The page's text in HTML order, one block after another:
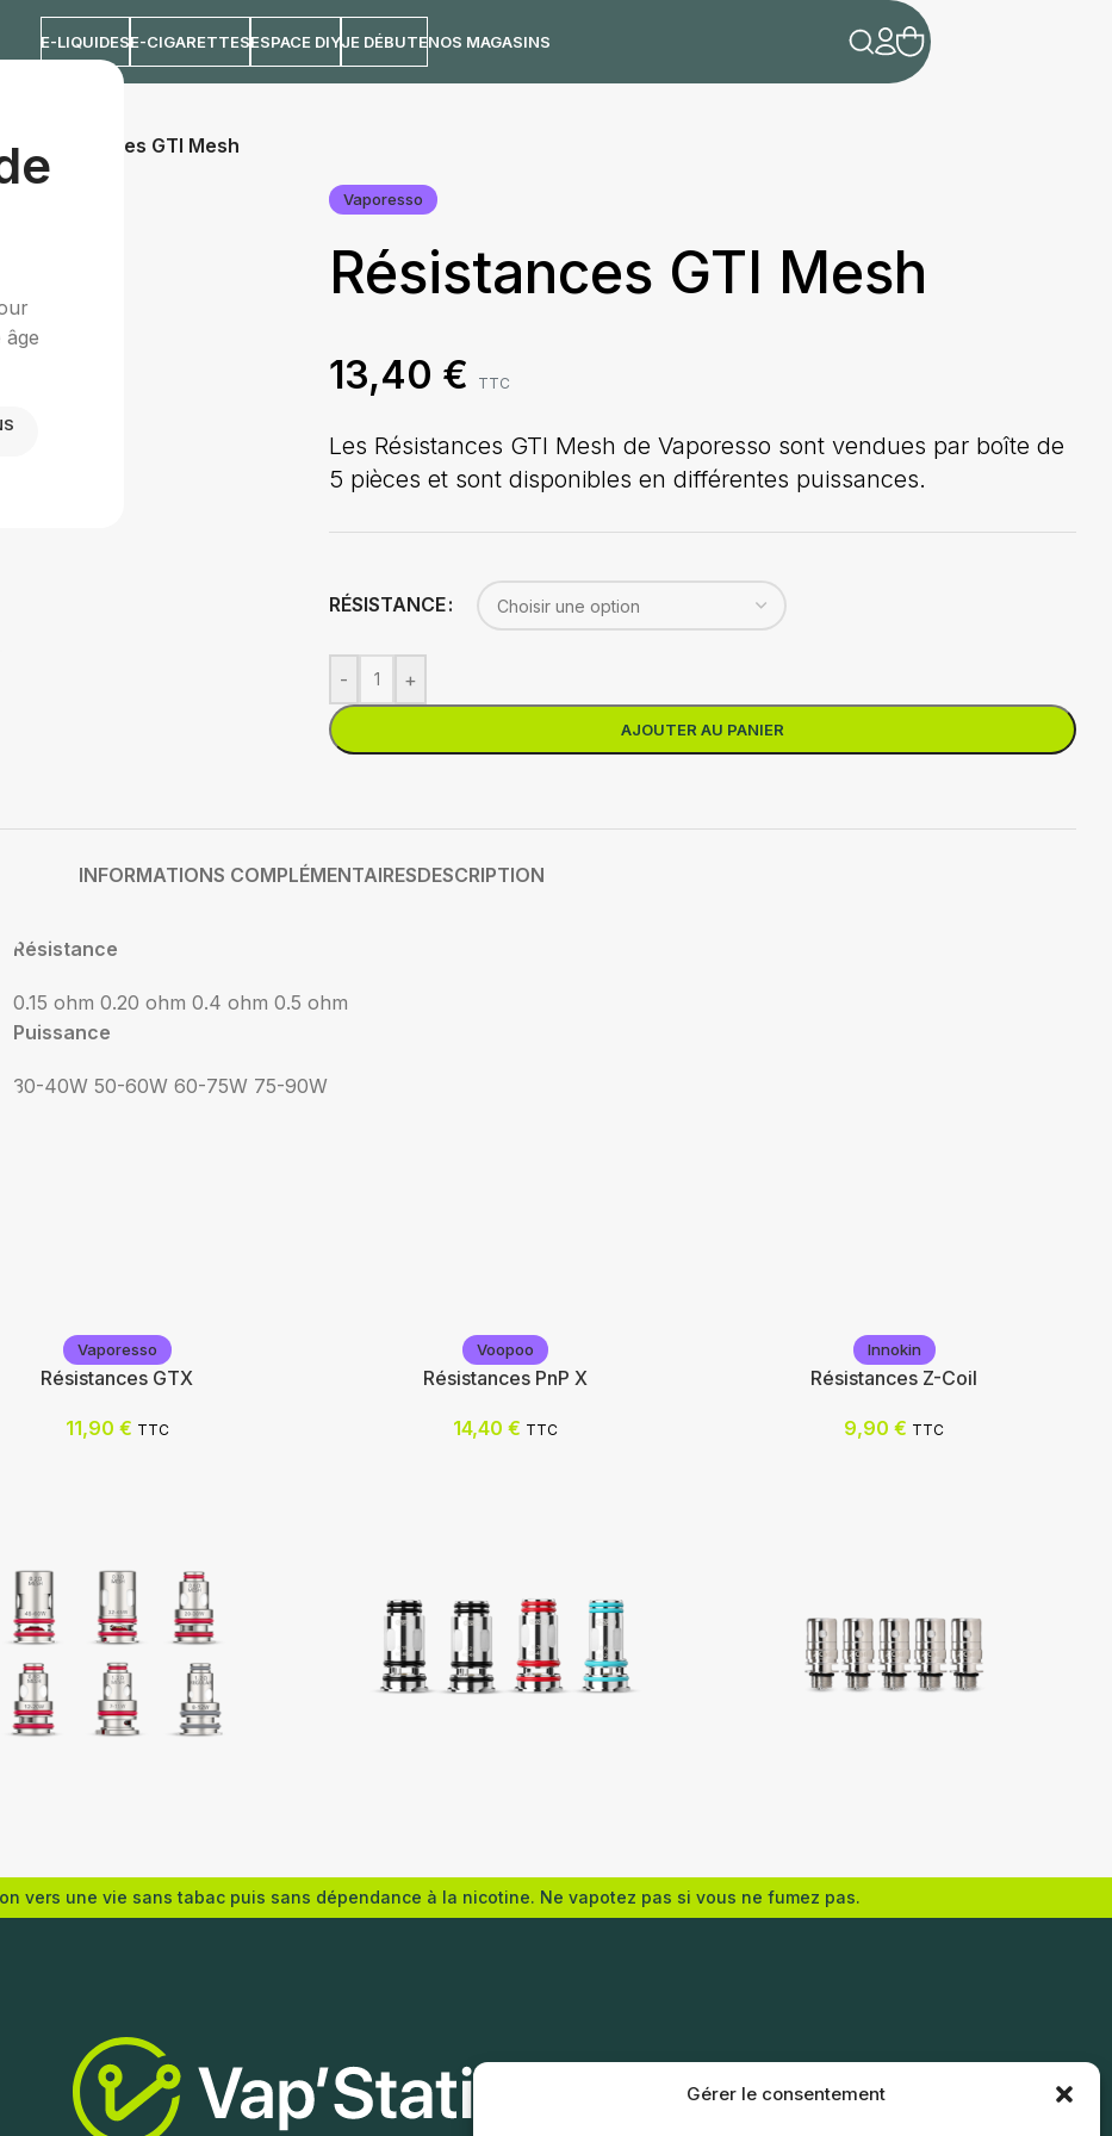
Gérer le consentement
E-LIQUIDESE-CIGARETTESESPACE DIYJE DÉBUTENOS MAGASINS
Résistances GTI Mesh
Vaporesso
Résistances GTI Mesh
13,40 € TTC
Les Résistances GTI Mesh de Vaporesso sont vendues par boîte de
5 pièces et sont disponibles en différentes puissances.
RÉSISTANCE
- +
AJOUTER AU PANIER
INFORMATIONS COMPLÉMENTAIRESDESCRIPTION
Résistance
0.15 ohm 0.20 ohm 0.4 ohm 0.5 ohm
Puissance
30-40W 50-60W 60-75W 75-90W
Vaporesso
Résistances GTX
11,90 € TTC
Voopoo
Résistances PnP X
14,40 € TTC
Innokin
Résistances Z-Coil
9,90 € TTC
vers une vie sans tabac puis sans dépendance à la nicotine. Ne vapotez pas si vous ne fumez pas.